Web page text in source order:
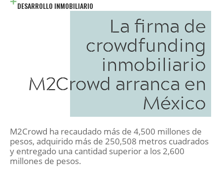
DESARROLLO INMOBILIARIO
La firma de
crowdfunding
inmobiliario
M2Crowd arranca en
México
M2Crowd ha recaudado más de 4,500 millones de
pesos, adquirido más de 250,508 metros cuadrados
y entregado una cantidad superior a los 2,600
millones de pesos.